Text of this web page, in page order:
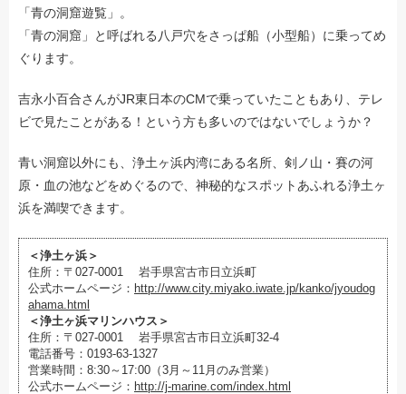
「青の洞窟遊覧」。
「青の洞窟」と呼ばれる八戸穴をさっぱ船（小型船）に乗ってめ
ぐります。
吉永小百合さんがJR東日本のCMで乗っていたこともあり、テレ
ビで見たことがある！という方も多いのではないでしょうか？
青い洞窟以外にも、浄土ヶ浜内湾にある名所、剣ノ山・賽の河
原・血の池などをめぐるので、神秘的なスポットあふれる浄土ヶ
浜を満喫できます。
＜浄土ヶ浜＞
住所： 〒027-0001 岩手県宮古市日立浜町
公式ホームページ： http://www.city.miyako.iwate.jp/kanko/jyoudog
ahama.html
＜浄土ヶ浜マリンハウス＞
住所： 〒027-0001 岩手県宮古市日立浜町32-4
電話番号：0193-63-1327
営業時間：8:30～17:00（3月～11月のみ営業）
公式ホームページ： http://j-marine.com/index.html